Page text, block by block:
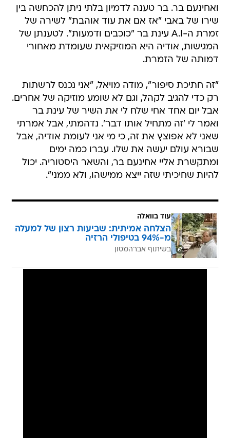
ואחינעם בר. בר טענה לדמיון בלתי ניתן להכחשה בין
שירו של באבי "אז אם את עוד אוהבת" לשירה של
זמרת ה-A.I עינת בר "כוכבים ודמעות". לטענתן של
המגישות, אודיה היא המוזיקאית שעומדת מאחורי
דמותה של הזמרת.
"זה חתיכת סיפור", מודה מויאל, "אני נכנס לרשתות
רק כדי להגיב לקהל, וגם לא שומע מוזיקה של אחרים.
אבל יום אחד אחי שלח לי את השיר של עינת בר
ואמר לי 'זה מתחיל אותו דבר'. נדהמתי, אבל אמרתי
שאני לא אפוצץ את זה, כי מי אני לעומת אודיה, אבל
שבורא עולם יעשה את שלו. עברו כמה ימים
ומתקשרת אליי אחינעם בר, והשאר היסטוריה. יכול
להיות שחיכיתי שזה ייצא ממישהו, ולא ממני".
עוד בוואלה
הצלחה אמיתית: שביעות רצון של למעלה
מ-94% בטיפולי הרזיה
בשיתוף אברהמסון